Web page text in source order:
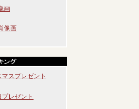
画
像画
マスプレゼント
レゼント